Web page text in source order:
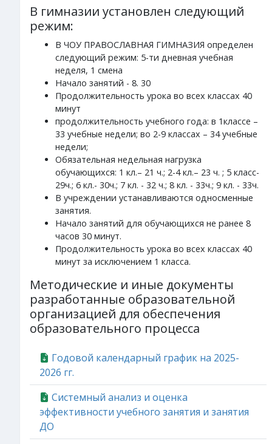
В гимназии установлен следующий
режим:
В ЧОУ ПРАВОСЛАВНАЯ ГИМНАЗИЯ определен
следующий режим: 5-ти дневная учебная
неделя, 1 смена
Начало занятий - 8. 30
Продолжительность урока во всех классах 40
минут
продолжительность учебного года: в 1классе –
33 учебные недели; во 2-9 классах – 34 учебные
недели;
Обязательная недельная нагрузка
обучающихся: 1 кл.– 21 ч.; 2-4 кл.– 23 ч. ; 5 класс-
29ч.; 6 кл.- 30ч.; 7 кл. - 32 ч.; 8 кл. - 33ч.; 9 кл. - 33ч.
В учреждении устанавливаются односменные
занятия.
Начало занятий для обучающихся не ранее 8
часов 30 минут.
Продолжительность урока во всех классах 40
минут за исключением 1 класса.
Методические и иные документы
разработанные образовательной
организацией для обеспечения
образовательного процесса
Годовой календарный график на 2025-
2026 гг.
Системный анализ и оценка
эффективности учебного занятия и занятия
ДО